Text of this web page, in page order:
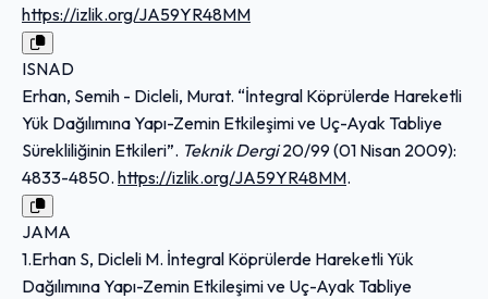
https://izlik.org/JA59YR48MM
ISNAD
Erhan, Semih - Dicleli, Murat. “İntegral Köprülerde Hareketli
Yük Dağılımına Yapı-Zemin Etkileşimi ve Uç-Ayak Tabliye
Sürekliliğinin Etkileri”. Teknik Dergi20/99 (01 Nisan 2009):
4833-4850. https://izlik.org/JA59YR48MM.
JAMA
1.Erhan S, Dicleli M. İntegral Köprülerde Hareketli Yük
Dağılımına Yapı-Zemin Etkileşimi ve Uç-Ayak Tabliye